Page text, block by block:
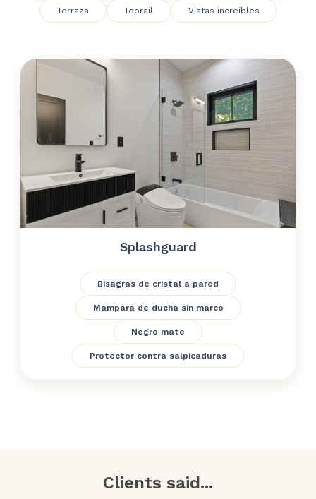
Terraza Toprail Vistas increíbles
Splashguard
Bisagras de cristal a pared
Mampara de ducha sin marco
Negro mate
Protector contra salpicaduras
Clients said...